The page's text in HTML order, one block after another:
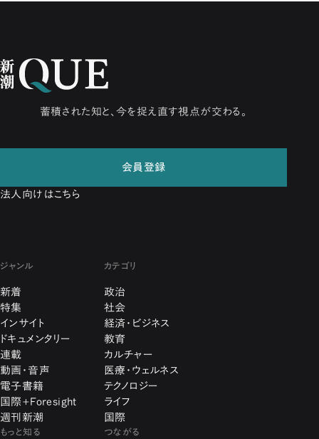
蓄積された知と、今を捉え直す視点が交わる。
会員登録
法人向けはこちら
ジャンル
新着
特集
インサイト
ドキュメンタリー
連載
動画・音声
電子書籍
国際+Foresight
週刊新潮
カテゴリ
政治
社会
経済・ビジネス
教育
カルチャー
医療・ウェルネス
テクノロジー
ライフ
国際
もっと知る つながる